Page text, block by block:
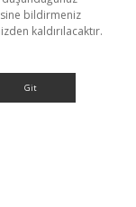
bildirmeniz
kaldırılacaktır.